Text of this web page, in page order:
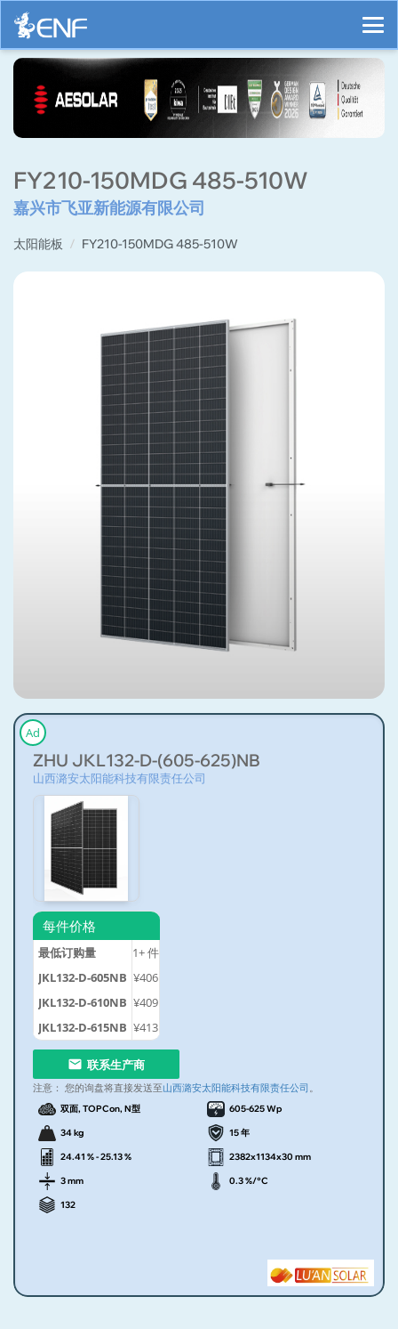
FY210-150MDG 485-510W
嘉兴市飞亚新能源有限公司
太阳能板 FY210-150MDG 485-510W
Ad
ZHU JKL132-D-(605-625)NB
山西潞安太阳能科技有限责任公司
每件价格
最低订购量 1+件
JKL132-D-605NB ¥406
JKL132-D-610NB ¥409
JKL132-D-615NB ¥413
联系生产商
注意： 您的询盘将直接发送至山西潞安太阳能科技有限责任公司 。
双面, TOPCon, N型 605-625 Wp
34 kg 15 年
24.41 % - 25.13 % 2382x1134x30 mm
3 mm 0.3 %/°C
132